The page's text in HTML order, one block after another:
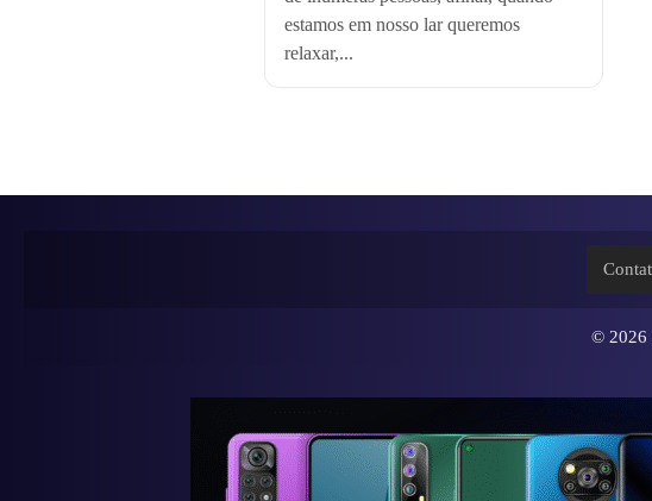
estamos em nosso lar queremos
relaxar,...
© 2026